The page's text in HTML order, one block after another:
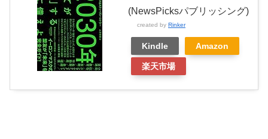
(NewsPicksパブリッシング)
created by Rinker
Kindle Amazon
楽天市場